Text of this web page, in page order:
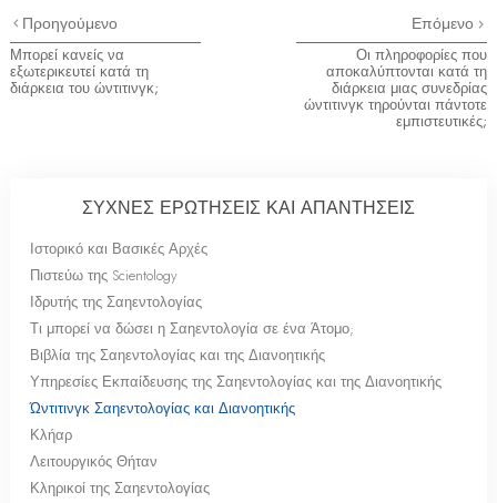
Προηγούμενο
Μπορεί κανείς να
εξωτερικευτεί κατά τη
διάρκεια του ώντιτινγκ;
Επόμενο
Οι πληροφορίες που
αποκαλύπτονται κατά τη
διάρκεια μιας συνεδρίας
ώντιτινγκ τηρούνται πάντοτε
εμπιστευτικές;
ΣΥΧΝΕΣ ΕΡΩΤΗΣΕΙΣ ΚΑΙ ΑΠΑΝΤΗΣΕΙΣ
Ιστορικό και Βασικές Αρχές
Πιστεύω της Scientology
Ιδρυτής της Σαηεντολογίας
Τι μπορεί να δώσει η Σαηεντολογία σε ένα Άτομο;
Βιβλία της Σαηεντολογίας και της Διανοητικής
Υπηρεσίες Εκπαίδευσης της Σαηεντολογίας και της Διανοητικής
Ώντιτινγκ Σαηεντολογίας και Διανοητικής
Κλήαρ
Λειτουργικός Θήταν
Κληρικοί της Σαηεντολογίας